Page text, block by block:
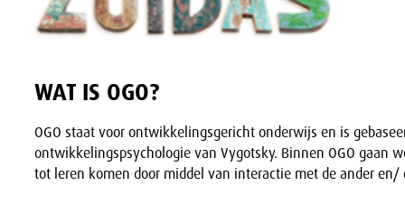
WAT IS OGO?
OGO staat voor ontwikkelingsgericht onderwijs en is
ontwikkelingspsychologie van Vygotsky. Binnen OGO gaan
tot leren komen door middel van interactie met de ander